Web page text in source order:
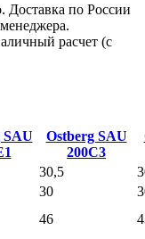
Доставка по России
расчет (с
SAU
Ostberg SAU
200С3
30,5
30
46